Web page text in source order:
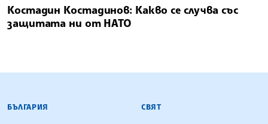
Костадин Костадинов: Какво се случва със
защитата ни от НАТО
БЪЛГАРСКА ТЕЛЕГРАФНА АГЕНЦИЯ
БЪЛГАРИЯ СВЯТ